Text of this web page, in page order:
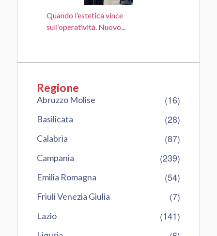
Quando l’estetica vince
sull’operatività. Nuovo...
Regione
Abruzzo Molise (16)
Basilicata (28)
Calabria (87)
Campania (239)
Emilia Romagna (54)
Friuli Venezia Giulia (7)
Lazio (141)